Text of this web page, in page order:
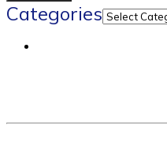
Categories